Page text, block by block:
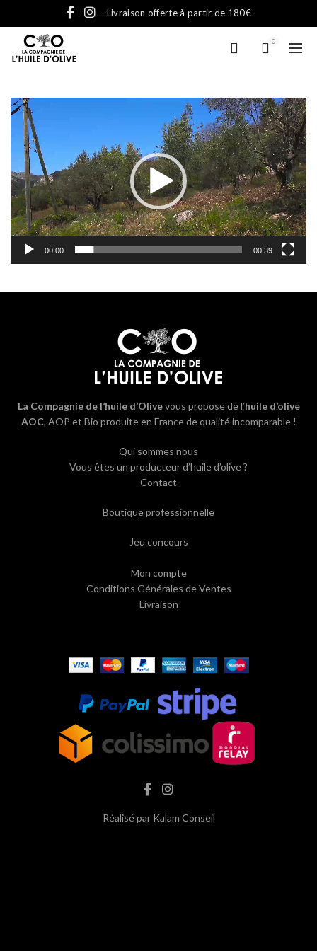
- Livraison offerte à partir de 180€
0
Lecteur
vidéo
00:00 00:39
La Compagnie de l’huile d’Olivevous propose de l’huile d’olive
AOC, AOP et Bio produite en France de qualité incomparable !
Qui sommes nous
Vous êtes un producteur d’huile d’olive ?
Contact
Boutique professionnelle
Jeu concours
Mon compte
Conditions Générales de Ventes
Livraison
Réalisé par Kalam Conseil